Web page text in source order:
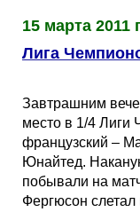
15 марта 2011
Лига
Завтрашним
место в 1/4 Лиги
французский –
Юнайтед.
побывали на
Фергюсон слетал